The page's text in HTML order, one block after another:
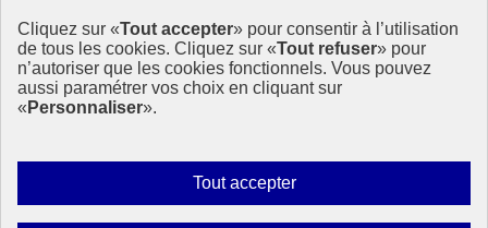
Cliquez sur «Tout accepter» pour consentir à l’utilisation
de tous les cookies. Cliquez sur «Tout refuser» pour
n’autoriser que les cookies fonctionnels. Vous pouvez
aussi paramétrer vos choix en cliquant sur
« Personnaliser».
Tout accepterAutoriser
tous
L’enseignement supérieur s’engage dans le développement durable :